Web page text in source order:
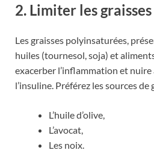
2. Limiter les
Les graisses polyinsaturées,
huiles (tournesol, soja) et
exacerber l’inflammation et
l’insuline. Préférez les sources de
L’huile d’olive,
L’avocat,
Les noix.